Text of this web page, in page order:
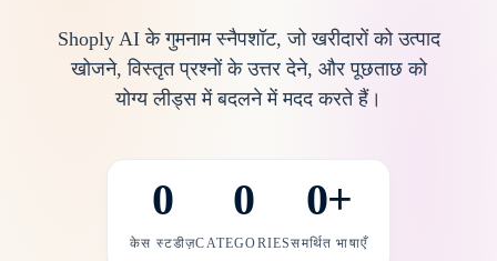
Shoply AI के गुमनाम स्नैपशॉट, जो खरीदारों को उत्पाद
खोजने, विस्तृत प्रश्नों के उत्तर देने, और पूछताछ को
योग्य लीड्स में बदलने में मदद करते हैं।
0
केस स्टडीज़
0
CATEGORIES
0+
समर्थित भाषाएँ